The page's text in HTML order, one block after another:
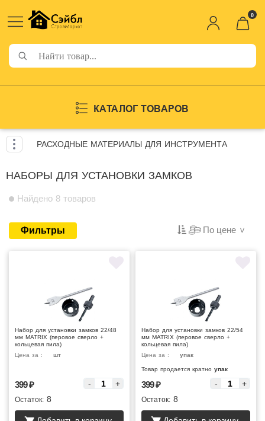
0
КАТАЛОГ ТОВАРОВ
РАСХОДНЫЕ МАТЕРИАЛЫ ДЛЯ ИНСТРУМЕНТА
НАБОРЫ ДЛЯ УСТАНОВКИ ЗАМКОВ
Найдено 8 товаров
Фильтры По цене >
Набор для установки замков 22/48
мм MATRIX (перовое сверло +
кольцевая пила)
Цена за :
шт
399₽ - +
Остаток: 8
Набор для установки замков 22/54
мм MATRIX (перовое сверло +
кольцевая пила)
Цена за :
упак
Товар продается кратно упак
399₽ - +
Остаток: 8